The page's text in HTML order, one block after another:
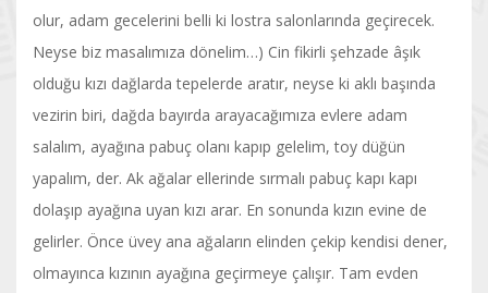
olur, adam gecelerini belli ki lostra salonlarında geçirecek.
Neyse biz masalımıza dönelim…) Cin fikirli şehzade âşık
olduğu kızı dağlarda tepelerde aratır, neyse ki aklı başında
vezirin biri, dağda bayırda arayacağımıza evlere adam
salalım, ayağına pabuç olanı kapıp gelelim, toy düğün
yapalım, der. Ak ağalar ellerinde sırmalı pabuç kapı kapı
dolaşıp ayağına uyan kızı arar. En sonunda kızın evine de
gelirler. Önce üvey ana ağaların elinden çekip kendisi dener,
olmayınca kızının ayağına geçirmeye çalışır. Tam evden